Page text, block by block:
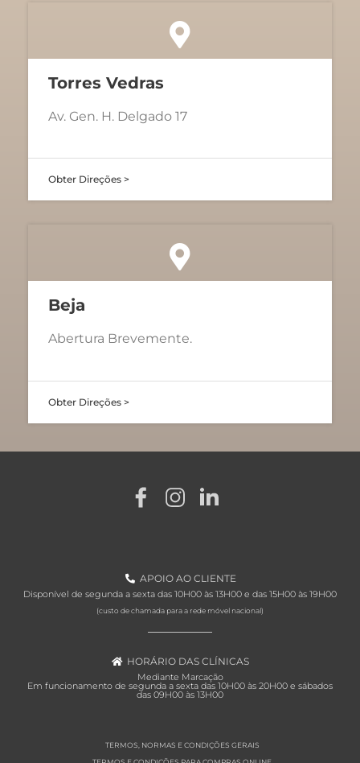
Torres Vedras
Av. Gen. H. Delgado 17
Obter Direções >
Beja
Abertura Brevemente.
Obter Direções >
APOIO AO CLIENTE
Disponível de segunda a sexta das 10H00 às 13H00 e das 15H00 às 19H00
(custo de chamada para a rede móvel nacional)
HORÁRIO DAS CLÍNICAS
Mediante Marcação
Em funcionamento de segunda a sexta das 10H00 às 20H00 e sábados
das 09H00 às 13H00
TERMOS, NORMAS E CONDIÇÕES GERAIS